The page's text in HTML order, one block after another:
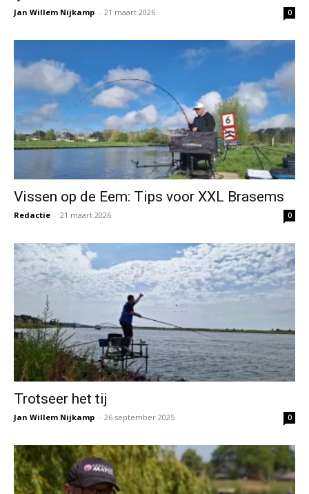
Jan Willem Nijkamp - 21 maart 2026 0
Vissen op de Eem: Tips voor XXL Brasems
Redactie - 21 maart 2026 0
Trotseer het tij
Jan Willem Nijkamp - 26 september 2025 0